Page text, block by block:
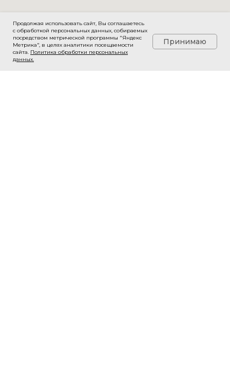
Продолжая использовать сайт, Вы соглашаетесь
с обработкой персональных данных, собираемых
посредством метрической программы "Яндекс
Метрика", в целях аналитики посещаемости
сайта. Политика обработки персональных
данных.
Принимаю